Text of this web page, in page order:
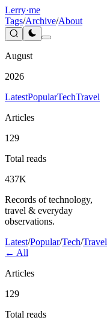
Lerry·me
Tags/Archive/About
August
2026
LatestPopularTechTravel
Articles
129
Total reads
437K
Records of technology,
travel & everyday
observations.
Latest/Popular/Tech/Travel
← All
Articles
129
Total reads